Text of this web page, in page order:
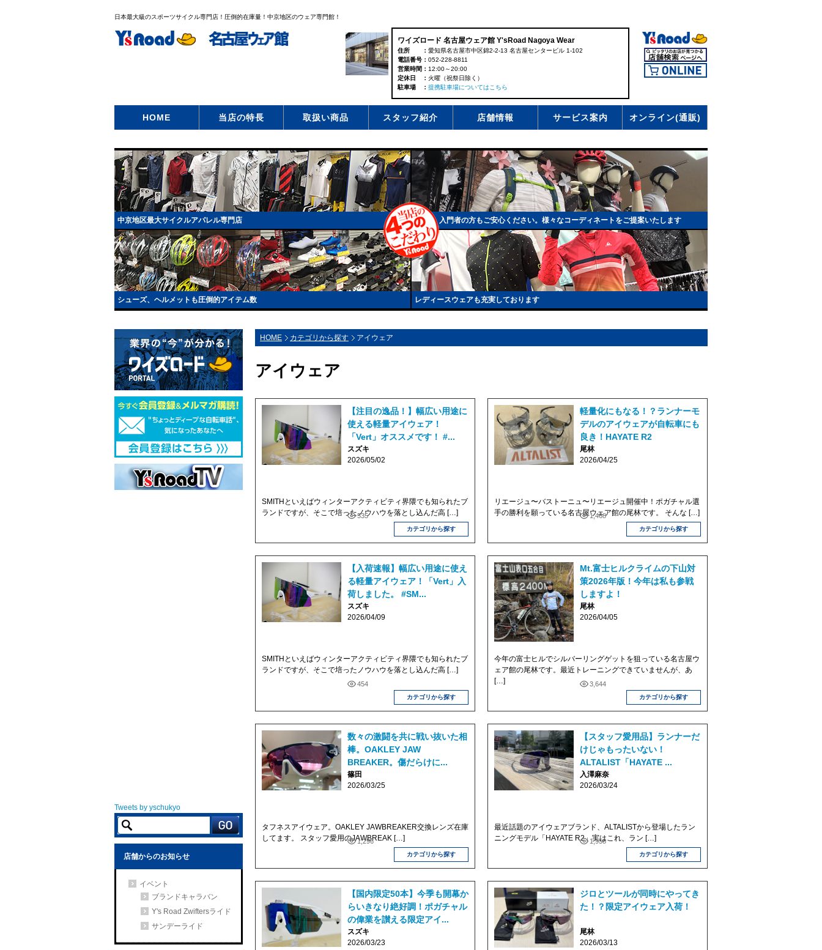
日本最大級のスポーツサイクル専門店！圧倒的在庫量！中京地区のウェア専門館！
ワイズロード 名古屋ウェア館 Y'sRoad Nagoya Wear
住所
愛知県名古屋市中区錦2-2-13 名古屋センタービル 1-102
電話番号
052-228-8811
営業時間
12:00～20:00
定休日
火曜（祝祭日除く）
駐車場
提携駐車場についてはこちら
HOME 当店の特長 取扱い商品 スタッフ紹介 店舗情報 サービス案内 オンライン(通販)
中京地区最大サイクルアパレル専門店 入門者の方もご安心ください。様々なコーディネートをご提案いたします
シューズ、ヘルメットも圧倒的アイテム数 レディースウェアも充実しております
HOME カテゴリから探す アイウェア
アイウェア
【注目の逸品！】幅広い用途に
使える軽量アイウェア！
「Vert」オススメです！ #...
スズキ
2026/05/02
535
カテゴリから探す
SMITHといえばウィンターアクティビティ界隈でも知られたブ
ランドですが、そこで培ったノウハウを落とし込んだ高 […]
軽量化にもなる！？ランナーモ
デルのアイウェアが自転車にも
良き！HAYATE R2
尾林
2026/04/25
1,468
カテゴリから探す
リエージュ〜バストーニュ〜リエージュ開催中！ポガチャル選
手の勝利を願っている名古屋ウェア館の尾林です。 そんな […]
【入荷速報】幅広い用途に使え
る軽量アイウェア！「Vert」入
荷しました。 #SM...
スズキ
2026/04/09
454
カテゴリから探す
SMITHといえばウィンターアクティビティ界隈でも知られたブ
ランドですが、そこで培ったノウハウを落とし込んだ高 […]
Mt.富士ヒルクライムの下山対
策2026年版！今年は私も参戦
しますよ！
尾林
2026/04/05
3,644
カテゴリから探す
今年の富士ヒルでシルバーリングゲットを狙っている名古屋ウ
ェア館の尾林です。最近トレーニングできていませんが、あ
[…]
数々の激闘を共に戦い抜いた相
棒。OAKLEY JAW
BREAKER。傷だらけに...
篠田
2026/03/25
1,296
カテゴリから探す
タフネスアイウェア。OAKLEY JAWBREAKER交換レンズ在庫
してます。 スタッフ愛用のJAWBREAK […]
【スタッフ愛用品】ランナーだ
けじゃもったいない！
ALTALIST「HAYATE ...
入澤麻奈
2026/03/24
1,958
カテゴリから探す
最近話題のアイウェアブランド、ALTALISTから登場したラン
ニングモデル「HAYATE R2」実はこれ、ラン […]
【国内限定50本】今季も開幕か
らいきなり絶好調！ポガチャル
の偉業を讃える限定アイ...
スズキ
2026/03/23
ジロとツールが同時にやってき
た！？限定アイウェア入荷！
尾林
2026/03/13
Tweets by yschukyo
店舗からのお知らせ
イベント
ブランドキャラバン
Y's Road Zwiftersライド
サンデーライド